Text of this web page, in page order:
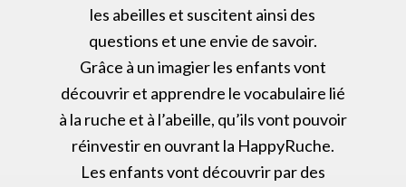
les abeilles et suscitent ainsi des
questions et une envie de savoir.
Grâce à un imagier les enfants vont
découvrir et apprendre le vocabulaire lié
à la ruche et à l’abeille, qu’ils vont pouvoir
réinvestir en ouvrant la HappyRuche.
Les enfants vont découvrir par des